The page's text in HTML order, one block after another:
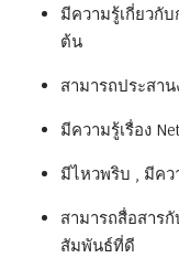
มีความรู้เกี่ยวกับ
ต้น
สามารถประสาน
มีความรู้เรื่อง
มีไหวพริบ , มีคว
สามารถสื่อสาร
สัมพันธ์ที่ดี